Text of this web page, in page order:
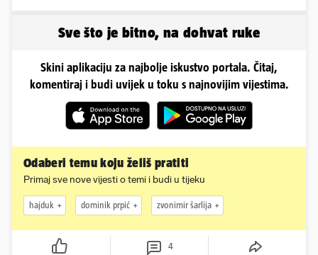
Sve što je bitno, na dohvat ruke
Skini aplikaciju za najbolje iskustvo portala. Čitaj,
komentiraj i budi uvijek u toku s najnovijim vijestima.
Odaberi temu koju želiš pratiti
Primaj sve nove vijesti o temi i budi u tijeku
hajduk dominik prpić zvonimir šarlija
4